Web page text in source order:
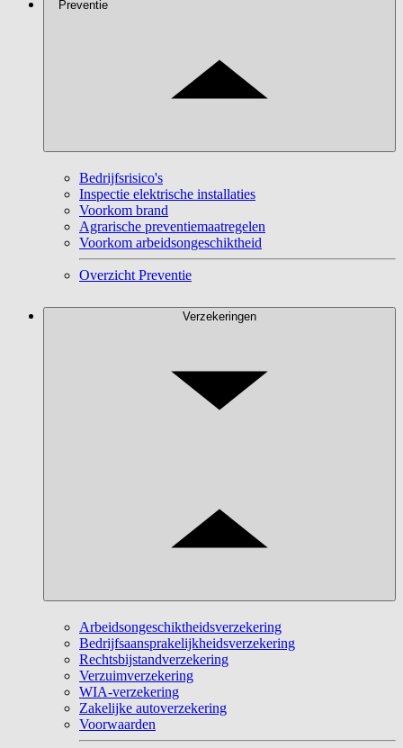
Preventie
Bedrijfsrisico's
Inspectie elektrische installaties
Voorkom brand
Agrarische preventiemaatregelen
Voorkom arbeidsongeschiktheid
Overzicht Preventie
Verzekeringen
Arbeidsongeschiktheidsverzekering
Bedrijfsaansprakelijkheidsverzekering
Rechtsbijstandverzekering
Verzuimverzekering
WIA-verzekering
Zakelijke autoverzekering
Voorwaarden